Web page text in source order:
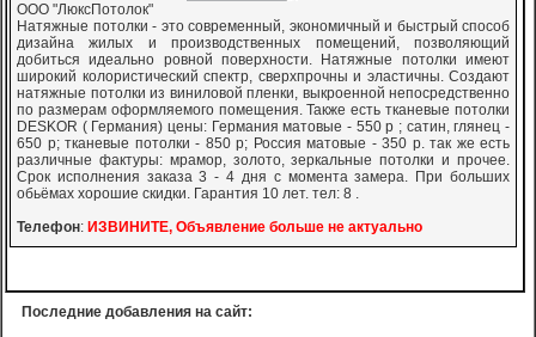
ООО "ЛюксПотолок"
Натяжные потолки - это современный, экономичный и быстрый способ
дизайна жилых и производственных помещений, позволяющий
добиться идеально ровной поверхности. Натяжные потолки имеют
широкий колористический спектр, сверхпрочны и эластичны. Создают
натяжные потолки из виниловой пленки, выкроенной непосредственно
по размерам оформляемого помещения. Также есть тканевые потолки
DESKOR ( Германия) цены: Германия матовые - 550 р ; сатин, глянец -
650 р; тканевые потолки - 850 р; Россия матовые - 350 р. так же есть
различные фактуры: мрамор, золото, зеркальные потолки и прочее.
Срок исполнения заказа 3 - 4 дня с момента замера. При больших
обьёмах хорошие скидки. Гарантия 10 лет. тел: 8 .
Телефон: ИЗВИНИТЕ, Объявление больше не актуально
Последние добавления на сайт: